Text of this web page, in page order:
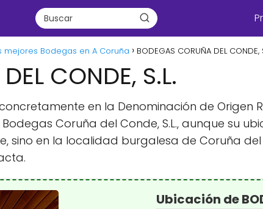
mejores Bodegas en A Coruña BODEGAS CORUÑA DEL CONDE,
CONDE, S.L.
en la Denominación de Origen
Coruña del Conde, S.L., aunque su
sino en la localidad burgalesa de Coruña
Ubicación de